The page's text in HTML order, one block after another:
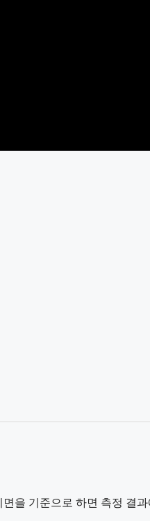
을 기준으로 하면 측정 결